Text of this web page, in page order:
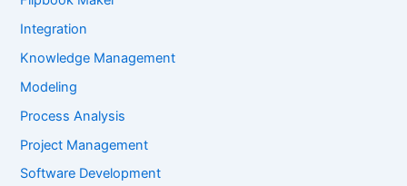
Integration
Knowledge Management
Modeling
Process Analysis
Project Management
Software Development